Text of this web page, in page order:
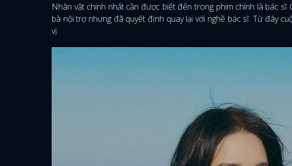
Nhân vật chính nhất cần được biết đến trong phim chính là bác sĩ
bà nội trợ nhưng đã quyết định quay lại với nghề bác sĩ. Từ đây
vị.